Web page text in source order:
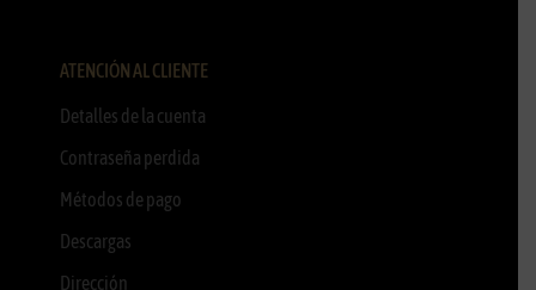
ATENCIÓN AL CLIENTE
Detalles de la cuenta
Contraseña perdida
Métodos de pago
Descargas
Dirección